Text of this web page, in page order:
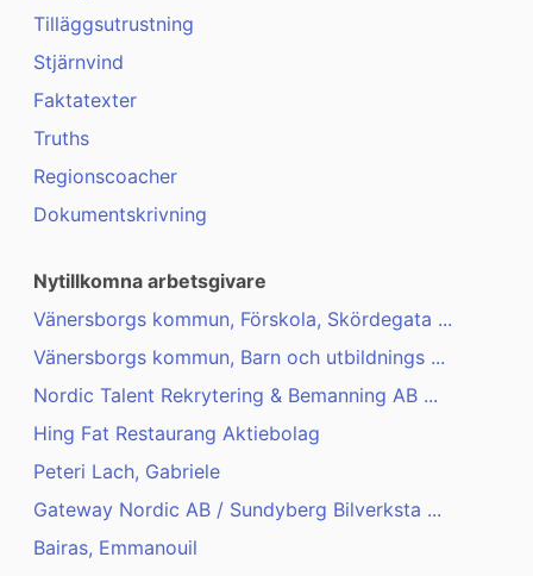
Tilläggsutrustning
Stjärnvind
Faktatexter
Truths
Regionscoacher
Dokumentskrivning
Nytillkomna arbetsgivare
Vänersborgs kommun, Förskola, Skördegata ...
Vänersborgs kommun, Barn och utbildnings ...
Nordic Talent Rekrytering & Bemanning AB ...
Hing Fat Restaurang Aktiebolag
Peteri Lach, Gabriele
Gateway Nordic AB / Sundyberg Bilverksta ...
Bairas, Emmanouil